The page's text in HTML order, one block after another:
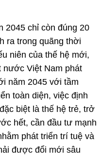
2045 chỉ còn đúng 20
ra trong quãng thời
niên của thế hệ mới,
nước Việt Nam phát
năm 2045 với tầm
toàn diện, việc định
biệt là thế hệ trẻ, trở
hết, cần đầu tư mạnh
phát triển trí tuệ và
được đổi mới sâu